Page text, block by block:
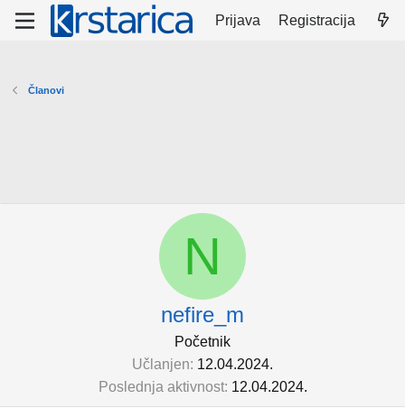
Prijava Registracija
Članovi
N
nefire_m
Početnik
Učlanjen 12.04.2024.
Poslednja aktivnost 12.04.2024.